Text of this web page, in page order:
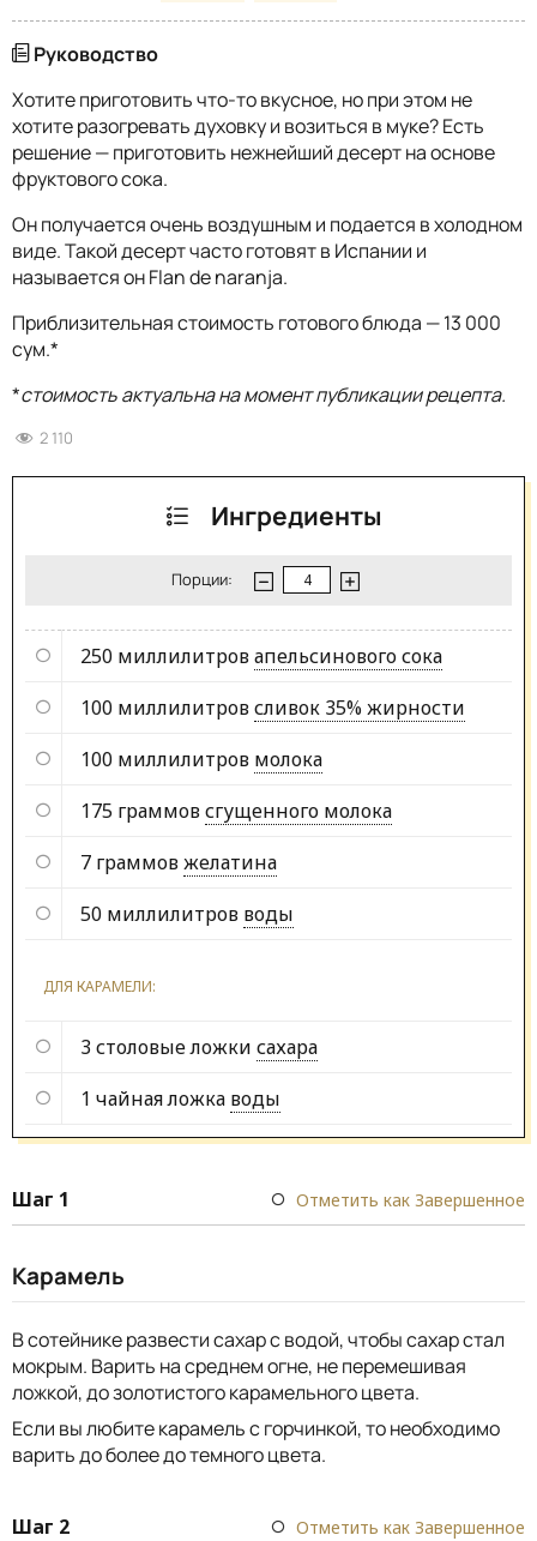
Руководство
Хотите приготовить что-то вкусное, но при этом не
хотите разогревать духовку и возиться в муке? Есть
решение — приготовить нежнейший десерт на основе
фруктового сока.
Он получается очень воздушным и подается в холодном
виде. Такой десерт часто готовят в Испании и
называется он Flan de naranja.
Приблизительная стоимость готового блюда — 13 000
сум.*
*стоимость актуальна на момент публикации рецепта.
2 110
Ингредиенты
Порции:
250 миллилитровапельсинового сока
100 миллилитровсливок 35% жирности
100 миллилитров молока
175 граммовсгущенного молока
7 граммовжелатина
50 миллилитров воды
ДЛЯ КАРАМЕЛИ:
3 столовые ложки сахара
1 чайная ложка воды
Шаг 1 Отметить как Завершенное
Карамель
В сотейнике развести сахар с водой, чтобы сахар стал
мокрым. Варить на среднем огне, не перемешивая
ложкой, до золотистого карамельного цвета.
Если вы любите карамель с горчинкой, то необходимо
варить до более до темного цвета.
Шаг 2 Отметить как Завершенное